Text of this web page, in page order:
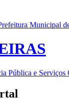
Municipal
Pública e Serviços